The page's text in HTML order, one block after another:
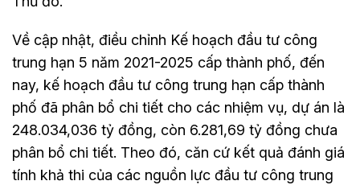
Về cập nhật, điều chỉnh Kế hoạch đầu tư công
trung hạn 5 năm 2021-2025 cấp thành phố, đến
nay, kế hoạch đầu tư công trung hạn cấp thành
phố đã phân bổ chi tiết cho các nhiệm vụ, dự án là
248.034,036 tỷ đồng, còn 6.281,69 tỷ đồng chưa
phân bổ chi tiết. Theo đó, căn cứ kết quả đánh giá
tính khả thi của các nguồn lực đầu tư công trung